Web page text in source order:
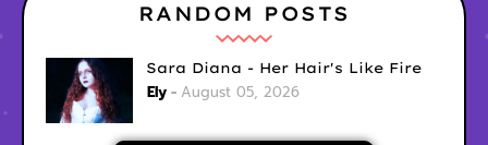
RANDOM POSTS
Sara Diana - Her Hair's Like Fire
Ely August 05, 2026